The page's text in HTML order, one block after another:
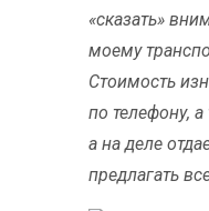
«сказать»
моему
Стоимость
по телефону,
а на деле
предлагать